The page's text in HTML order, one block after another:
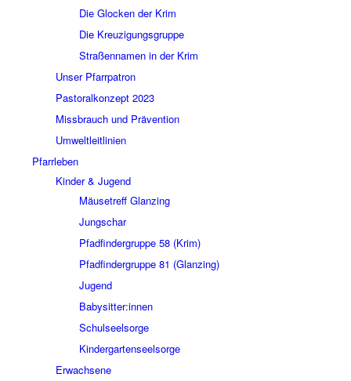
Die Glocken der Krim
Die Kreuzigungsgruppe
Straßennamen in der Krim
Unser Pfarrpatron
Pastoralkonzept 2023
Missbrauch und Prävention
Umweltleitlinien
Pfarrleben
Kinder & Jugend
Mäusetreff Glanzing
Jungschar
Pfadfindergruppe 58 (Krim)
Pfadfindergruppe 81 (Glanzing)
Jugend
Babysitter:innen
Schulseelsorge
Kindergartenseelsorge
Erwachsene